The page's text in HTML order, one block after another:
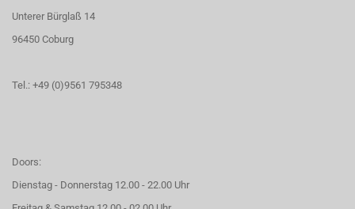
Unterer Bürglaß 14
96450 Coburg
Tel.: +49 (0)9561 795348
Doors:
Dienstag - Donnerstag 12.00 - 22.00 Uhr